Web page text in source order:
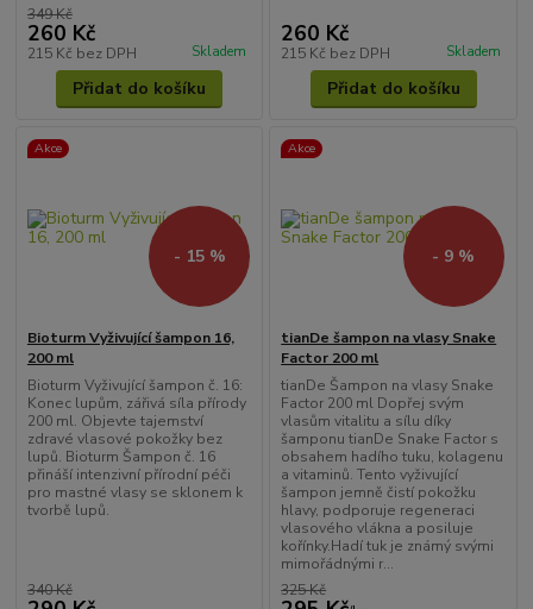
349 Kč
260 Kč
215 Kč bez DPH Skladem
Přidat do košíku
260 Kč
215 Kč bez DPH Skladem
Přidat do košíku
Akce
- 15 %
Bioturm Vyživující šampon 16,
200 ml
Bioturm Vyživující šampon č. 16:
Konec lupům, zářivá síla přírody
200 ml. Objevte tajemství
zdravé vlasové pokožky bez
lupů. Bioturm Šampon č. 16
přináší intenzivní přírodní péči
pro mastné vlasy se sklonem k
tvorbě lupů.
340 Kč
Akce
- 9 %
tianDe šampon na vlasy Snake
Factor 200 ml
tianDe Šampon na vlasy Snake
Factor 200 ml Dopřej svým
vlasům vitalitu a sílu díky
šamponu tianDe Snake Factor s
obsahem hadího tuku, kolagenu
a vitaminů. Tento vyživující
šampon jemně čistí pokožku
hlavy, podporuje regeneraci
vlasového vlákna a posiluje
kořínky.Hadí tuk je známý svými
mimořádnými r...
325 Kč